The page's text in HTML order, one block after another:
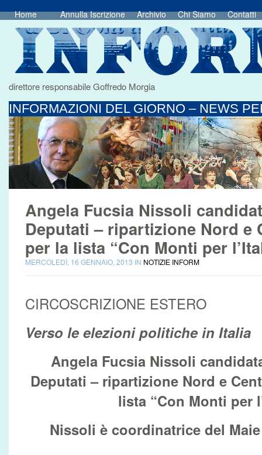
Home Annulla Iscrizione Archivio Chi Siamo Contatti
direttore responsabile Goffredo Morgia
INFORMAZIONI DEL GIORNO – NEWS
Angela Fucsia Nissoli
Deputati – ripartizione Nord e
per la lista “Con Monti per
MERCOLEDÌ, 16 GENNAIO, 2013 IN NOTIZIE INFORM
CIRCOSCRIZIONE ESTERO
Verso le elezioni politiche in Italia
Angela Fucsia Nissoli
Deputati – ripartizione Nord e
lista “Con Monti per
Nissoli è coordinatrice del